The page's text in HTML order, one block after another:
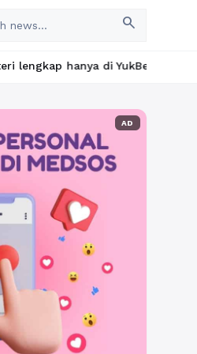
search
Mulai langkah
AD